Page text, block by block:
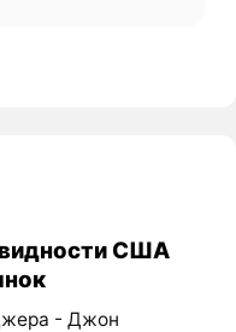
США
- Джон